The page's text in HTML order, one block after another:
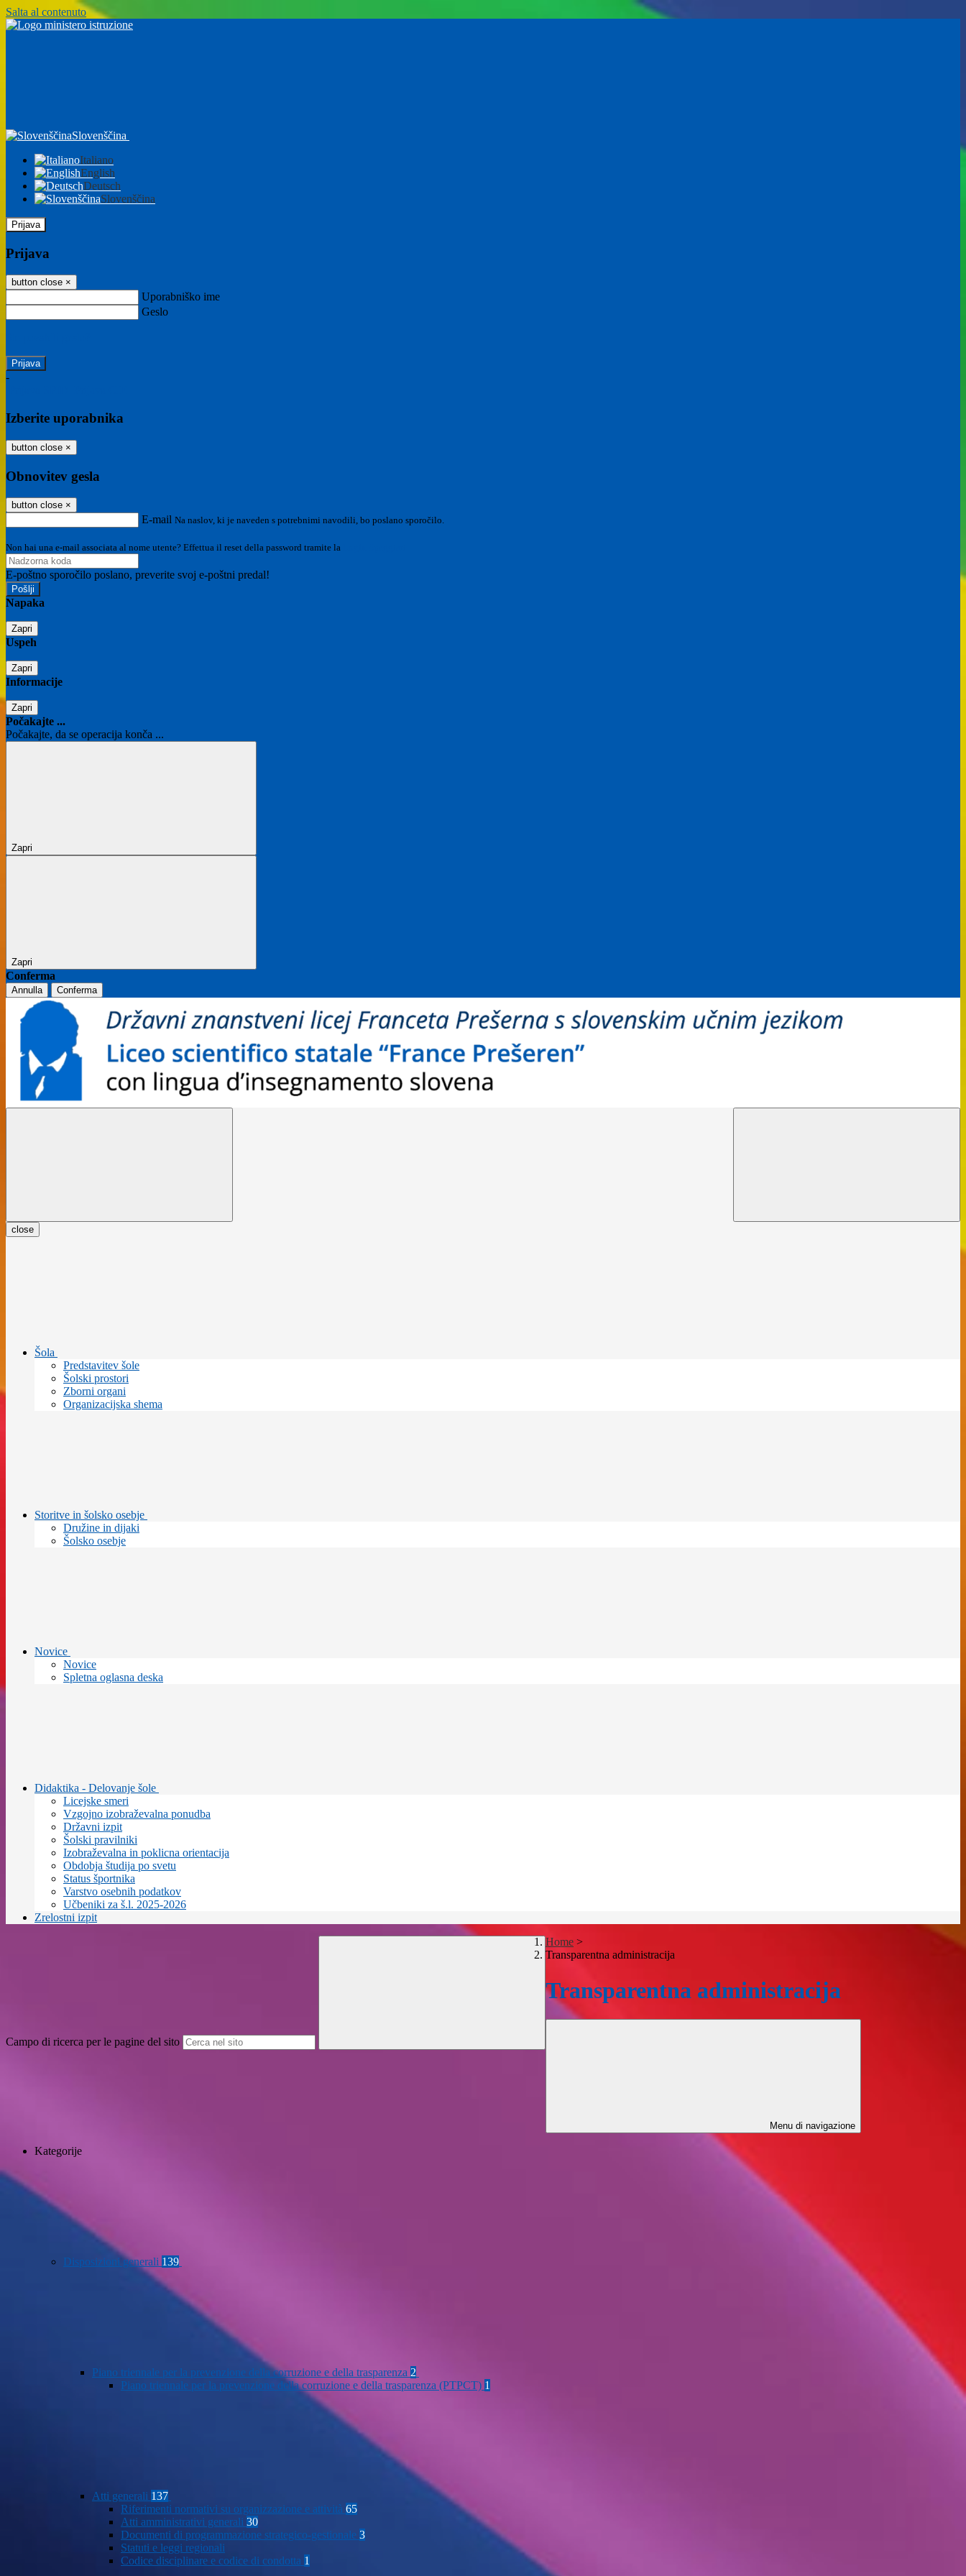
Salta al contenuto
Slovenščina
Italiano
English
Deutsch
Slovenščina
Prijava
Prijava
button close ×
Uporabniško ime
Geslo
-
Izberite uporabnika
button close ×
Obnovitev gesla
button close ×
E-mail Na naslov, ki je naveden s potrebnimi navodili, bo poslano sporočilo.
Non hai una e-mail associata al nome utente? Effettua il reset della password tramite la
E-poštno sporočilo poslano, preverite svoj e-poštni predal!
Napaka
Zapri
Uspeh
Zapri
Informacije
Zapri
Počakajte ...
Počakajte, da se operacija konča ...
Zapri
Zapri
Conferma
Annulla Conferma
close
Šola
Predstavitev šole
Šolski prostori
Zborni organi
Organizacijska shema
Storitve in šolsko osebje
Družine in dijaki
Šolsko osebje
Novice
Novice
Spletna oglasna deska
Didaktika - Delovanje šole
Licejske smeri
Vzgojno izobraževalna ponudba
Državni izpit
Šolski pravilniki
Izobraževalna in poklicna orientacija
Obdobja študija po svetu
Status športnika
Varstvo osebnih podatkov
Učbeniki za š.l. 2025-2026
Zrelostni izpit
Campo di ricerca per le pagine del sito
Home >
Transparentna administracija
Transparentna administracija
Menu di navigazione
Kategorije
Disposizioni generali 139
Piano triennale per la prevenzione della corruzione e della trasparenza 2
Piano triennale per la prevenzione della corruzione e della trasparenza (PTPCT) 1
Atti generali 137
Riferimenti normativi su organizzazione e attività 65
Atti amministrativi generali 30
Documenti di programmazione strategico-gestionale 3
Statuti e leggi regionali
Codice disciplinare e codice di condotta 1